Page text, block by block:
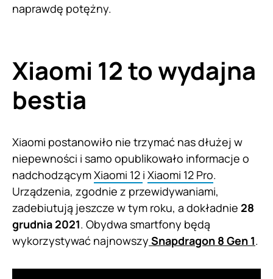
naprawdę potężny.
Xiaomi 12 to wydajna
bestia
Xiaomi postanowiło nie trzymać nas dłużej w
niepewności i samo opublikowało informacje o
nadchodzącymXiaomi 12 i Xiaomi 12 Pro.
Urządzenia, zgodnie z przewidywaniami,
zadebiutują jeszcze w tym roku, a dokładnie 28
grudnia 2021. Obydwa smartfony będą
wykorzystywać najnowszy Snapdragon 8 Gen 1.